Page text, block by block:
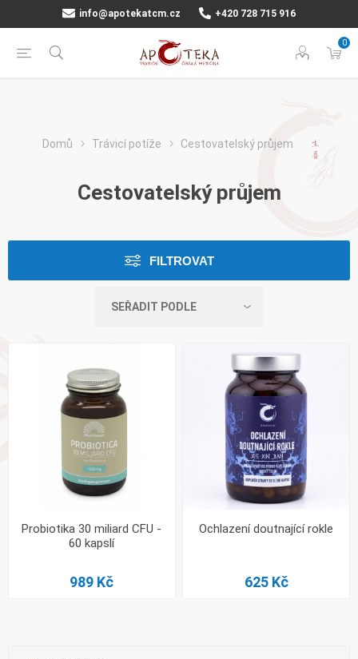
info@apotekatcm.cz +420 728 715 916
0
Domů Trávicí potíže Cestovatelský průjem
Cestovatelský průjem
FILTROVAT
Probiotika 30 miliard CFU -
60 kapslí
989 Kč
Ochlazení doutnající rokle
625 Kč